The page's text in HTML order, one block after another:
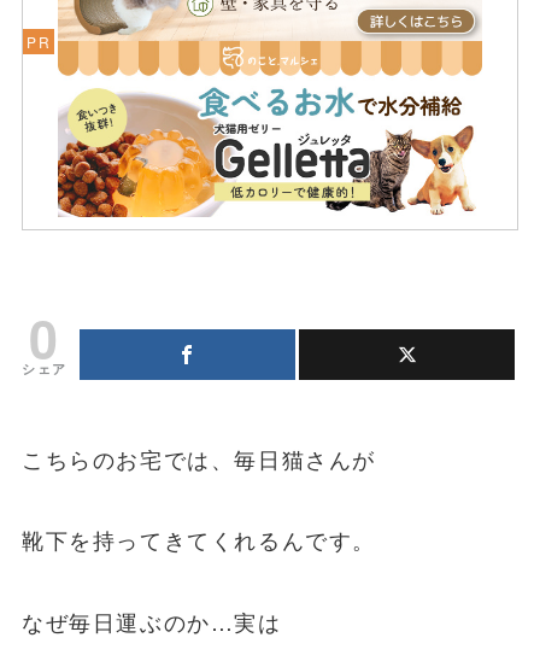
0
シェア
こちらのお宅では、毎日猫さんが
靴下を持ってきてくれるんです。
なぜ毎日運ぶのか…実は